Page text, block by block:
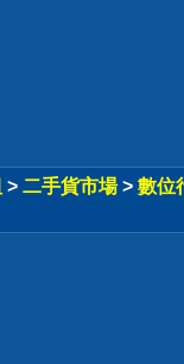
> 二手貨市場 > 數位